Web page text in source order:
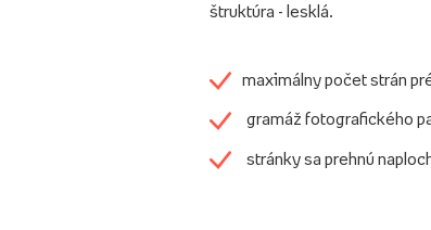
štruktúra - lesklá.
maximálny počet strán
gramáž fotografického
stránky sa prehnú